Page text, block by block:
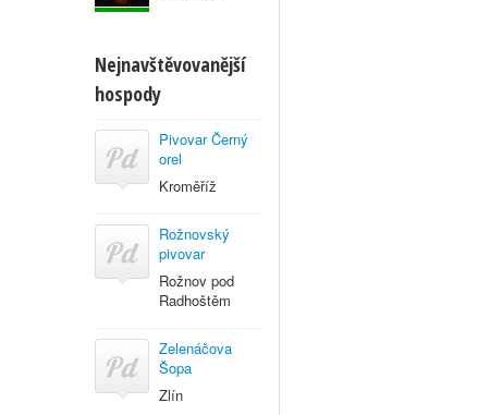
Nejnavštěvovanější
hospody
Pivovar Černý
orel
Kroměříž
Rožnovský
pivovar
Rožnov pod
Radhoštěm
Zelenáčova
Šopa
Zlín